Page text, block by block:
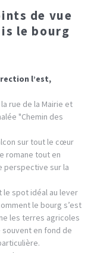
de vue
le bourg
l’est,
rue de la Mairie et
"Chemin des
sur tout le cœur
romane tout en
perspective sur la
le spot idéal au lever
le bourg s’est
les terres agricoles
souvent en fond de